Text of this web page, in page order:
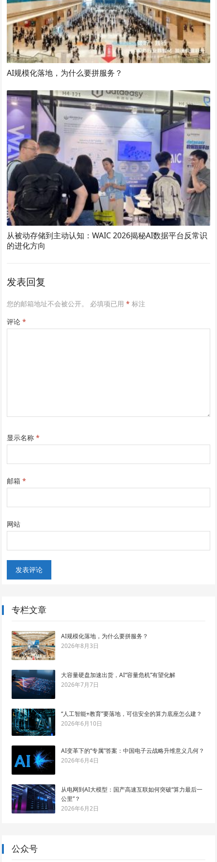
AI规模化落地，为什么要拼服务？
从被动存储到主动认知：WAIC 2026揭秘AI数据平台反常识
的进化方向
发表回复
您的邮箱地址不会被公开。 必填项已用* 标注
评论*
显示名称*
邮箱*
网站
专栏文章
AI规模化落地，为什么要拼服务？
2026年8月3日
大容量硬盘加速出货，AI“容量危机”有望化解
2026年7月7日
“人工智能+教育”要落地，可信安全的算力底座怎么建？
2026年6月10日
AI变革下的“专属”答案：中国电子云战略升维意义几何？
2026年6月4日
从电网到AI大模型：国产高速互联如何突破“算力最后一
公里”？
2026年6月2日
公众号